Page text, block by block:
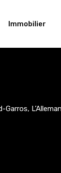
Immobilier
Garros,